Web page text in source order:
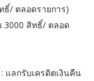
ธิ์/ ตลอดรายการ)
3000 สิทธิ์/ ตลอด
แลกรับเครดิตเงินคืน